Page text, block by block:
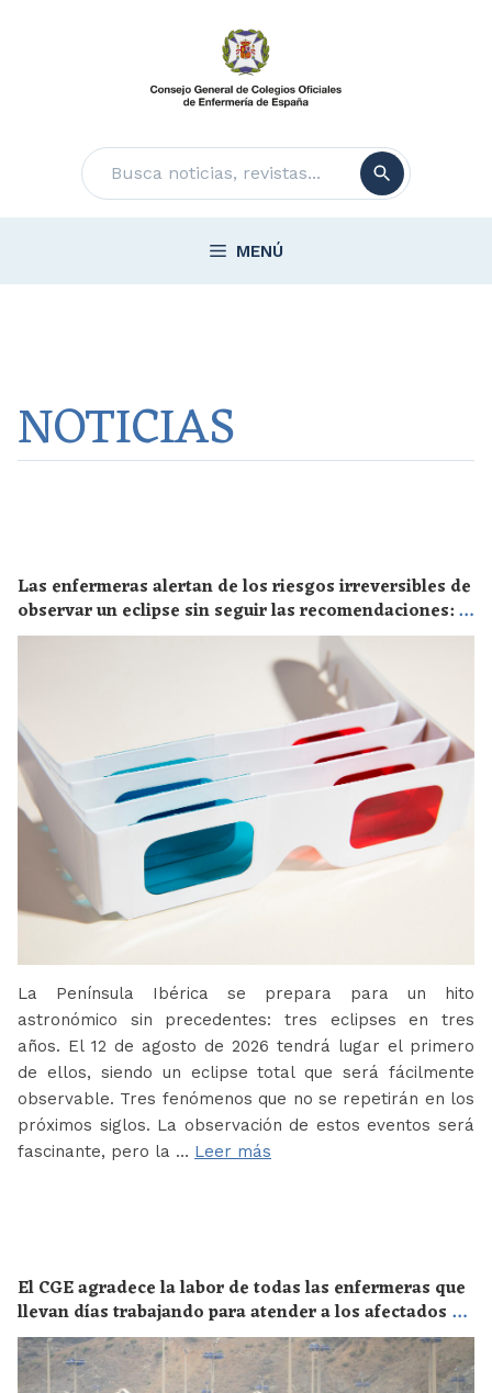
Buscar
MENÚ
NOTICIAS
Las enfermeras alertan de los riesgos irreversibles de
observar un eclipse sin seguir las recomendaciones: la
retinopatía solar es el mayor de los peligros
La Península Ibérica se prepara para un hito
astronómico sin precedentes: tres eclipses en tres
años. El 12 de agosto de 2026 tendrá lugar el primero
de ellos, siendo un eclipse total que será fácilmente
observable. Tres fenómenos que no se repetirán en los
próximos siglos. La observación de estos eventos será
fascinante, pero la … Leer más
El CGE agradece la labor de todas las enfermeras que
llevan días trabajando para atender a los afectados de
la crisis migratoria de Ceuta